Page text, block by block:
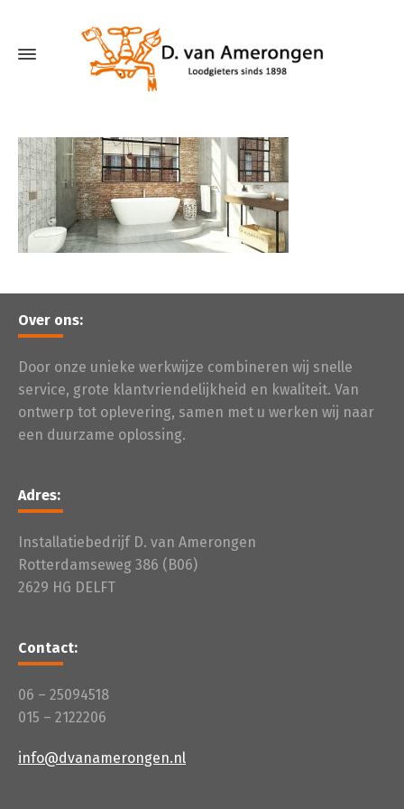
Over ons:
Door onze unieke werkwijze combineren wij snelle
service, grote klantvriendelijkheid en kwaliteit. Van
ontwerp tot oplevering, samen met u werken wij naar
een duurzame oplossing.
Adres:
Installatiebedrijf D. van Amerongen
Rotterdamseweg 386 (B06)
2629 HG DELFT
Contact:
06 – 25094518
015 – 2122206
info@dvanamerongen.nl